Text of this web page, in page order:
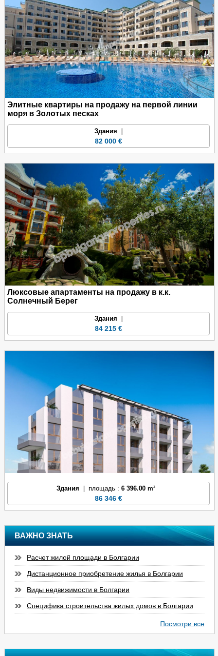
50%- при подписании предварительнага договора
30%- до 3 месяцев
20%- до 6 месяцев
Вариант 2:
100% оплатыдо 1 месяца- 3 % скидки
Элитные квартиры на продажу на первой линии
моря в Золотых песках
Здания
82 000 €
Люксовые апартаменты на продажу в к.к.
Солнечный Берег
Здания
84 215 €
Здания | площадь : 6 396.00 m²
86 346 €
ВАЖНО ЗНАТЬ
Расчет жилой площади в Болгарии
Дистанционное приобретение жилья в Болгарии
Виды недвижимости в Болгарии
Специфика строительства жилых домов в Болгарии
Посмотри все